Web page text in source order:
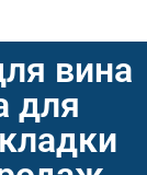
вина
для